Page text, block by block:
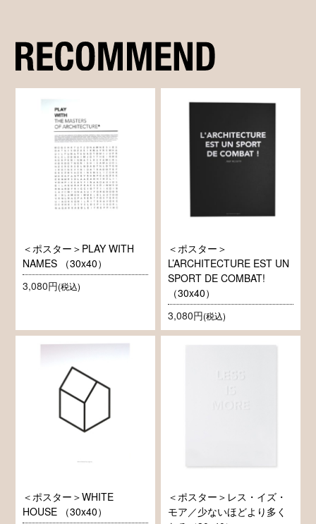
＜ポスター＞PLAY WITH
NAMES （30x40）
3,080円(税込)
＜ポスター＞
L’ARCHITECTURE EST UN
SPORT DE COMBAT!
（30x40）
3,080円(税込)
＜ポスター＞WHITE
HOUSE （30x40）
＜ポスター＞レス・イズ・
モア／少ないほどより多く